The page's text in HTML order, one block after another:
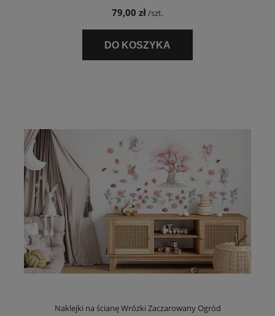
79,00 zł/szt.
DO KOSZYKA
Naklejki na ścianę Wróżki Zaczarowany Ogród